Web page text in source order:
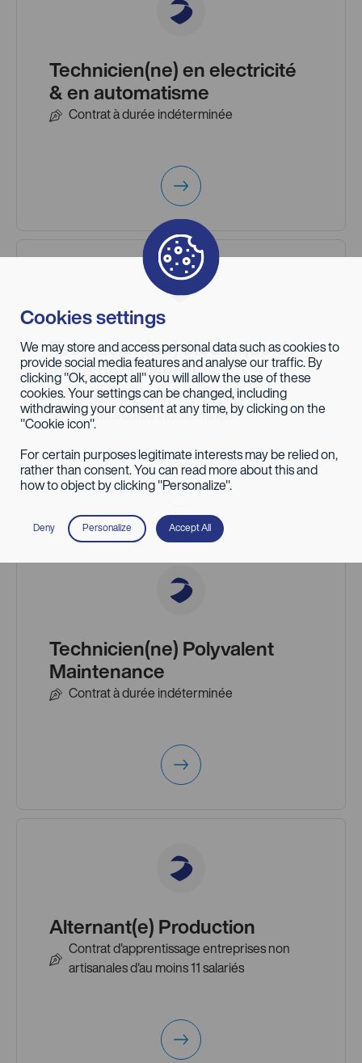
Technicien(ne) en electricité
& en automatisme
Contrat à durée indéterminée
Technicien(ne) électrique de
jour spécialisé(e)
instrumentation régulation
Contrat à durée indéterminée
Technicien(ne) Polyvalent
Maintenance
Contrat à durée indéterminée
Alternant(e) Production
Contrat d'apprentissage entreprises non
artisanales d'au moins 11 salariés
Cookies settings
We may store and access personal data such as cookies to
provide social media features and analyse our traffic. By
clicking "Ok, accept all" you will allow the use of these
cookies. Your settings can be changed, including
withdrawing your consent at any time, by clicking on the
"Cookie icon".
For certain purposes legitimate interests may be relied on,
rather than consent. You can read more about this and
how to object by clicking "Personalize".
Deny Personalize Accept All